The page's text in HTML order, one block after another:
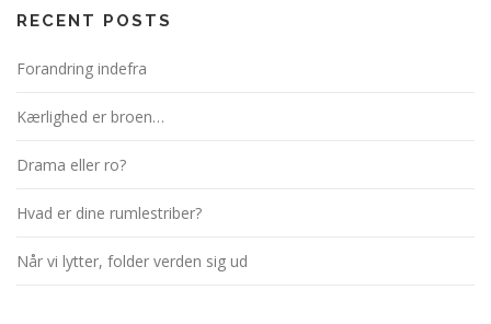
RECENT POSTS
Forandring indefra
Kærlighed er broen…
Drama eller ro?
Hvad er dine rumlestriber?
Når vi lytter, folder verden sig ud